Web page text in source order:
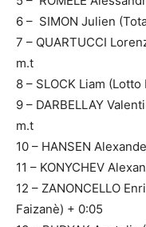
6 – SIMON Julien
7 – QUARTUCCI
m.t
8 – SLOCK Liam
9 – DARBELLAY
m.t
10 – HANSEN
11 – KONYCHEV
12 – ZANONCELLO
Faizanè) + 0:05